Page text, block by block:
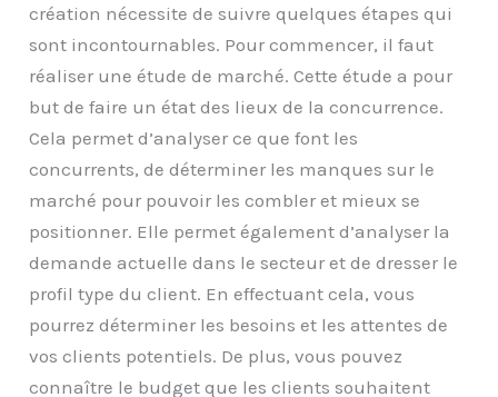
création nécessite de suivre quelques étapes qui
sont incontournables. Pour commencer, il faut
réaliser une étude de marché. Cette étude a pour
but de faire un état des lieux de la concurrence.
Cela permet d’analyser ce que font les
concurrents, de déterminer les manques sur le
marché pour pouvoir les combler et mieux se
positionner. Elle permet également d’analyser la
demande actuelle dans le secteur et de dresser le
profil type du client. En effectuant cela, vous
pourrez déterminer les besoins et les attentes de
vos clients potentiels. De plus, vous pouvez
connaître le budget que les clients souhaitent